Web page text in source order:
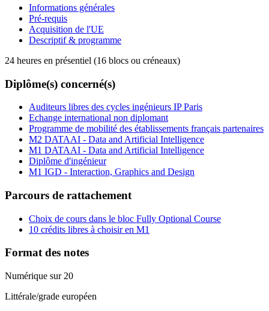
Informations générales
Pré-requis
Acquisition de l'UE
Descriptif & programme
24 heures en présentiel (16 blocs ou créneaux)
Diplôme(s) concerné(s)
Auditeurs libres des cycles ingénieurs IP Paris
Echange international non diplomant
Programme de mobilité des établissements français partenaires
M2 DATAAI - Data and Artificial Intelligence
M1 DATAAI - Data and Artificial Intelligence
Diplôme d'ingénieur
M1 IGD - Interaction, Graphics and Design
Parcours de rattachement
Choix de cours dans le bloc Fully Optional Course
10 crédits libres à choisir en M1
Format des notes
Numérique sur 20
Littérale/grade européen